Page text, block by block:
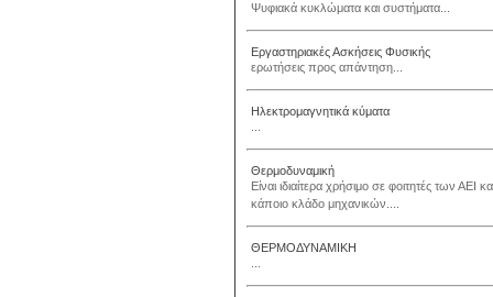
Ψυφιακά κυκλώματα και συστήματα...
Εργαστηριακές Ασκήσεις Φυσικής
ερωτήσεις προς απάντηση...
Ηλεκτρομαγνητικά κύματα
Θερμοδυναμική
Είναι ιδιαίτερα χρήσιμο σε φοιτητές των
κάποιο κλάδο μηχανικών....
ΘΕΡΜΟΔΥΝΑΜΙΚΗ